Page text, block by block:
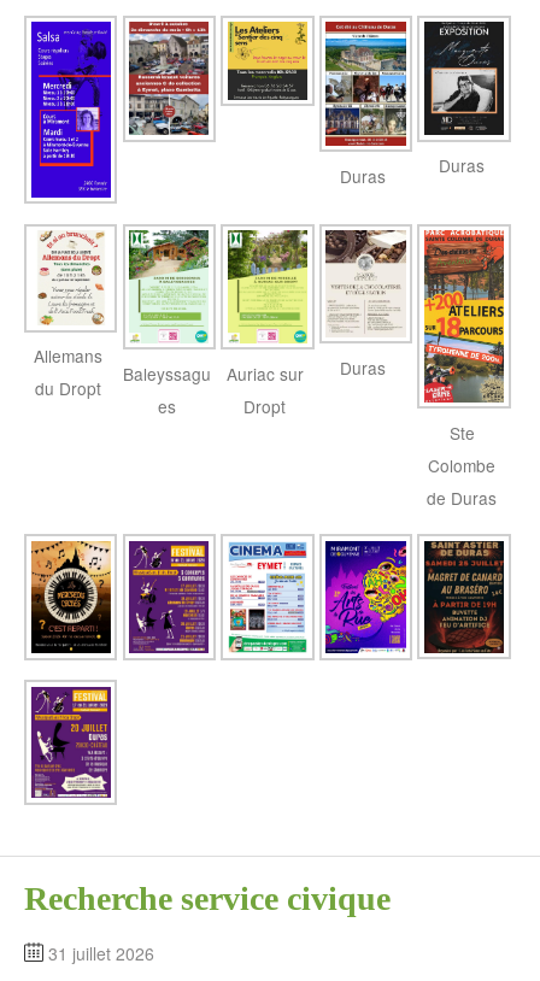
Duras Duras
Allemans
du Dropt
Baleyssagu
es
Auriac sur
Dropt
Duras
Ste
Colombe
de Duras
Recherche service civique
31 juillet 2026